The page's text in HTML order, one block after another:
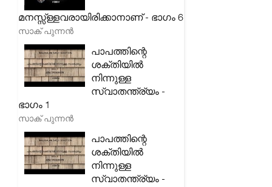
മനസ്സ്ള്ളവരായിരിക്കാനാണ് - ഭാഗം 6
സാക് പുന്നൻ
പാപത്തിന്റെ
ശക്തിയിൽ
നിന്നുള്ള
സ്വാതന്ത്ര്യം -
ഭാഗം 1
സാക് പുന്നൻ
പാപത്തിന്റെ
ശക്തിയിൽ
നിന്നുള്ള
സ്വാതന്ത്ര്യം -